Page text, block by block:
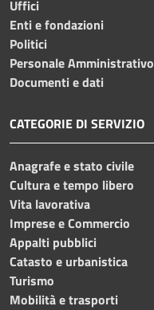
Uffici
Enti e fondazioni
Politici
Personale Amministrativo
Documenti e dati
CATEGORIE DI SERVIZIO
Anagrafe e stato civile
Cultura e tempo libero
Vita lavorativa
Imprese e Commercio
Appalti pubblici
Catasto e urbanistica
Turismo
Mobilità e trasporti